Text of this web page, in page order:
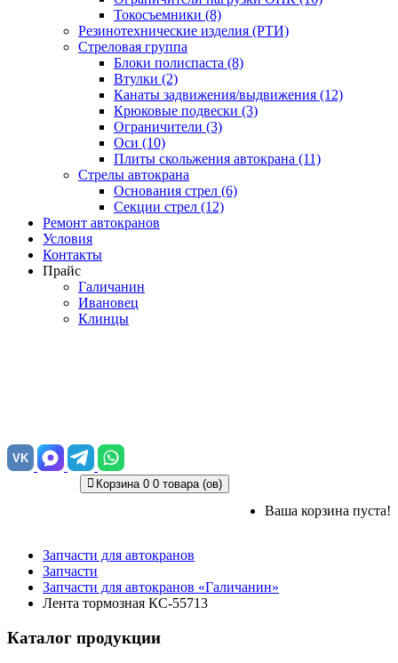
Токосъемники (8)
Резинотехнические изделия (РТИ)
Стреловая группа
Блоки полиспаста (8)
Втулки (2)
Канаты задвижения/выдвижения (12)
Крюковые подвески (3)
Ограничители (3)
Оси (10)
Плиты скольжения автокрана (11)
Стрелы автокрана
Основания стрел (6)
Секции стрел (12)
Ремонт автокранов
Условия
Контакты
Прайс
Галичанин
Ивановец
Клинцы
VK
Корзина 0 0 товара (ов)
Ваша корзина пуста!
Запчасти для автокранов
Запчасти
Запчасти для автокранов «Галичанин»
Лента тормозная КС-55713
Каталог продукции